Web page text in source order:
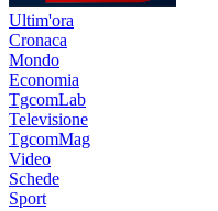
Ultim'ora
Cronaca
Mondo
Economia
TgcomLab
Televisione
TgcomMag
Video
Schede
Sport